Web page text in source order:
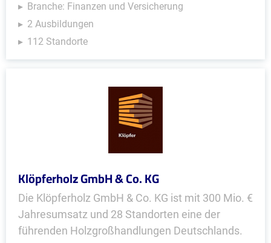
Branche: Finanzen und Versicherung
2 Ausbildungen
112 Standorte
Klöpferholz GmbH & Co. KG
Die Klöpferholz GmbH & Co. KG ist mit 300 Mio. €
Jahresumsatz und 28 Standorten eine der
führenden Holzgroßhandlungen Deutschlands.